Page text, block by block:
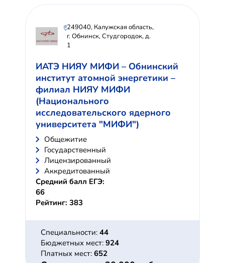
249040, Калужская область,
г. Обнинск, Студгородок, д.
1
ИАТЭ НИЯУ МИФИ – Обнинский
институт атомной энергетики –
филиал НИЯУ МИФИ
(Национального
исследовательского ядерного
университета "МИФИ")
Общежитие
Государственный
Лицензированный
Аккредитованный
Средний балл ЕГЭ:
66
Рейтинг: 383
Специальности: 44
Бюджетных мест: 924
Платных мест: 652